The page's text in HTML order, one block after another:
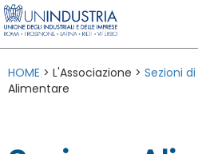
HOME > L'Associazione > Sezioni
Alimentare